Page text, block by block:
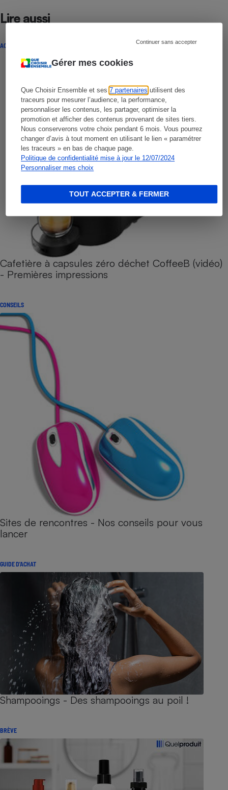
Gérer mes cookies
Que Choisir Ensemble et ses7 partenaires utilisent des
traceurs pour mesurer l’audience, la performance,
personnaliser les contenus, les partager, optimiser la
promotion et afficher des contenus provenant de sites tiers.
Nous conserverons votre choix pendant 6 mois. Vous pourrez
changer d’avis à tout moment en utilisant le lien « paramétrer
les traceurs » en bas de chaque page.
Politique de confidentialité mise à jour le 12/07/2024
Personnaliser mes choix
Continuer sans accepter
TOUT ACCEPTER & FERMER
Lire aussi
ACTUALITÉ
Cafetière à capsules zéro déchet CoffeeB (vidéo)
- Premières impressions
CONSEILS
Sites de rencontres - Nos conseils pour vous
lancer
GUIDE D'ACHAT
Shampooings - Des shampooings au poil !
BRÈVE